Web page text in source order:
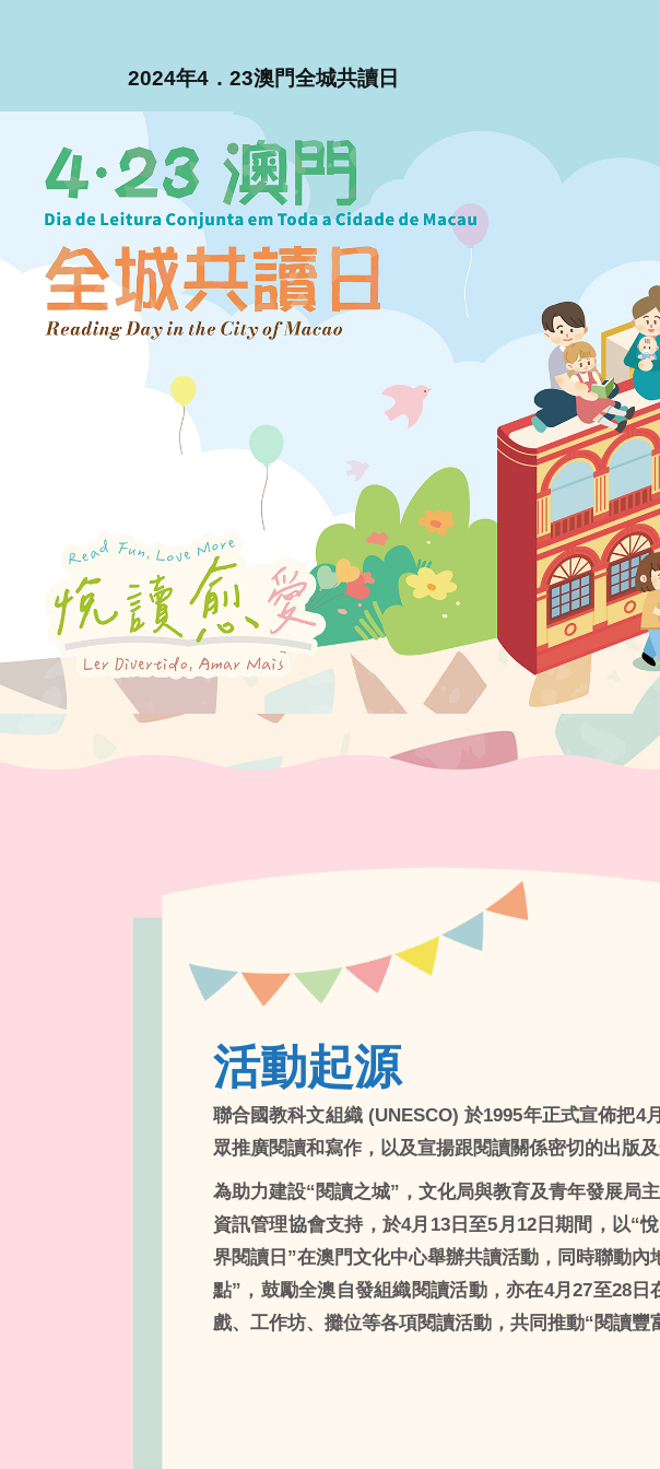
2024年4．23澳門全城共讀日
活動起源
聯合國教科文組織 (UNESCO) 於1995年正式宣佈把
眾推廣閱讀和寫作，以及宣揚跟閱讀關係密切的出版
為助力建設“閱讀之城”，文化局與教育及青年發展局
資訊管理協會支持，於4月13日至5月12日期間，以“
界閱讀日”在澳門文化中心舉辦共讀活動，同時聯動
點”，鼓勵全澳自發組織閱讀活動，亦在4月27至28
戲、工作坊、攤位等各項閱讀活動，共同推動“閱讀豐